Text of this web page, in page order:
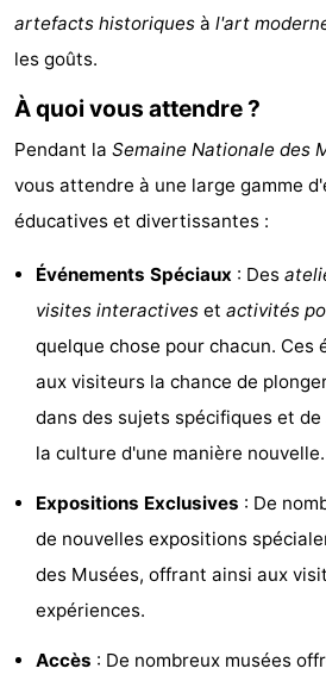
van
Haamstede
Valleien
Wijde
Blick
-
Zeeuwse
-
van
Haamstede
minutes
Plages
Voir
Lieux
Monuments
artefacts historiques à l'art
les goûts.
À quoi vous attendre ?
Pendant la Semaine Nationale des
vous attendre à une large gamme
éducatives et divertissantes :
Événements Spéciaux : Des
visites interactives et activités
quelque chose pour chacun. Ces
aux visiteurs la chance de
dans des sujets spécifiques et
la culture d'une manière nouvelle.
Expositions Exclusives : De
de nouvelles expositions
des Musées, offrant ainsi aux
expériences.
Accès : De nombreux musées